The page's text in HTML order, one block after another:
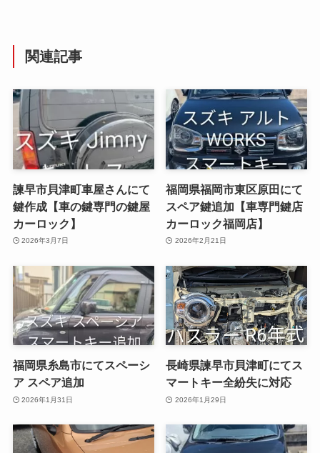
関連記事
諫早市貝津町車屋さんにて
鍵作成【車の鍵専門の鍵屋
カーロック】
2026年3月7日
福岡県福岡市東区原田にて
スペア鍵追加【車専門鍵店
カーロック福岡店】
2026年2月21日
福岡県糸島市にてスペーシ
ア スペア追加
2026年1月31日
長崎県諫早市貝津町にてス
マートキー全紛失に対応
2026年1月29日